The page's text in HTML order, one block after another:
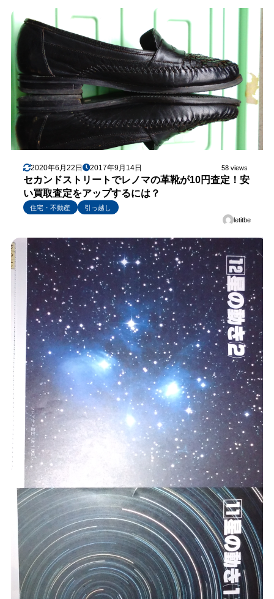
2020年6月22日 2017年9月14日 58 views
セカンドストリートでレノマの革靴が10円査定！安
い買取査定をアップするには？
住宅・不動産
引っ越し
letitbe